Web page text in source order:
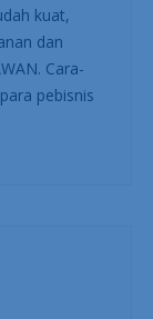
kuat,
dan
Cara-
pebisnis